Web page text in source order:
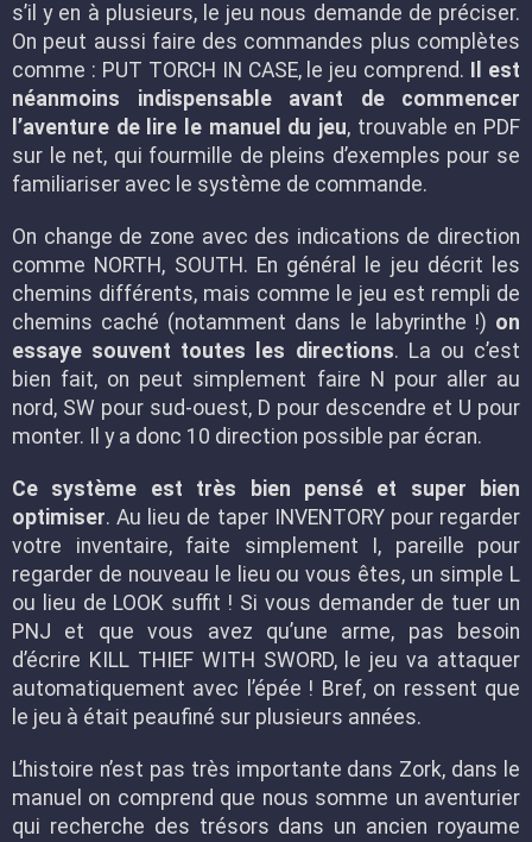
s’il y en à plusieurs, le jeu nous demande de préciser.
On peut aussi faire des commandes plus complètes
comme : PUT TORCH IN CASE, le jeu comprend.
Il est
néanmoins indispensable avant de commencer
l’aventure de lire le manuel du jeu, trouvable en PDF
sur le net, qui fourmille de pleins d’exemples pour se
familiariser avec le système de commande.
On change de zone avec des indications de direction
comme NORTH, SOUTH. En général le jeu décrit les
chemins différents, mais comme le jeu est rempli de
chemins caché (notamment dans le labyrinthe !) on
essaye souvent toutes les directions. La ou c’est
bien fait, on peut simplement faire N pour aller au
nord, SW pour sud-ouest, D pour descendre et U pour
monter. Il y a donc 10 direction possible par écran.
Ce système est très bien pensé et super bien
optimiser. Au lieu de taper INVENTORY pour regarder
votre inventaire, faite simplement I, pareille pour
regarder de nouveau le lieu ou vous êtes, un simple L
ou lieu de LOOK suffit ! Si vous demander de tuer un
PNJ et que vous avez qu’une arme, pas besoin
d’écrire KILL THIEF WITH SWORD, le jeu va attaquer
automatiquement avec l’épée ! Bref, on ressent que
le jeu à était peaufiné sur plusieurs années.
L’histoire n’est pas très importante dans Zork, dans le
manuel on comprend que nous somme un aventurier
qui recherche des trésors dans un ancien royaume